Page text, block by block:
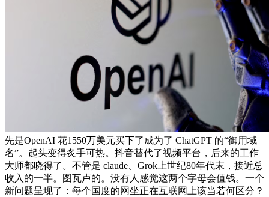
先是OpenAI 花1550万美元买下了成为了 ChatGPT 的“御用域
名”。起头变得炙手可热。抖音替代了视频平台，后来的工作
大师都晓得了。不管是 claude、Grok上世纪80年代末，接近总
收入的一半。图瓦卢的。没有人感觉这两个字母会值钱。一个
新问题呈现了：每个国度的网坐正在互联网上该当若何区分？